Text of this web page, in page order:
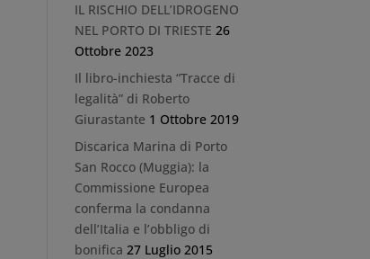
IL RISCHIO DELL’IDROGENO
NEL PORTO DI TRIESTE 26
Ottobre 2023
Il libro-inchiesta “Tracce di
legalità” di Roberto
Giurastante 1 Ottobre 2019
Discarica Marina di Porto
San Rocco (Muggia): la
Commissione Europea
conferma la condanna
dell’Italia e l’obbligo di
bonifica 27 Luglio 2015